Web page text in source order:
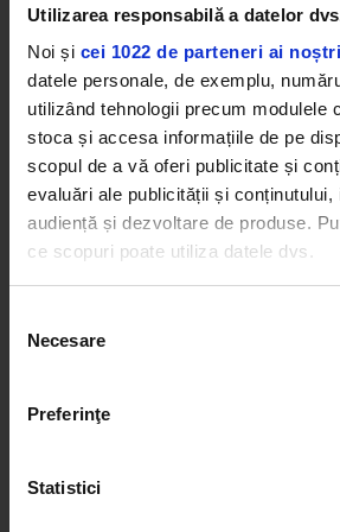
Utilizarea responsabilă a datelor
Noi și cei 1022 de parteneri ai noștri
datele personale, de exemplu,
utilizând tehnologii precum modulele
stoca și accesa informațiile de pe
scopul de a vă oferi publicitate și
evaluări ale publicității și conținutului,
audiență și dezvoltare de produse.
ce scopuri poate utiliza datele dvs.
Să colectăm informațiile cu
Să vă identificăm dispozitivul
activ după caracteristici
dvs. personale și configurați-vă
consimțământului
Necesare
Preferinţe
Statistici
Între timp, coffe shop-ul s-a
de pe litoral, iar în Constanța îl
bulevardul Tomis, la numărul 67.
ți va răsfăța gusturile.